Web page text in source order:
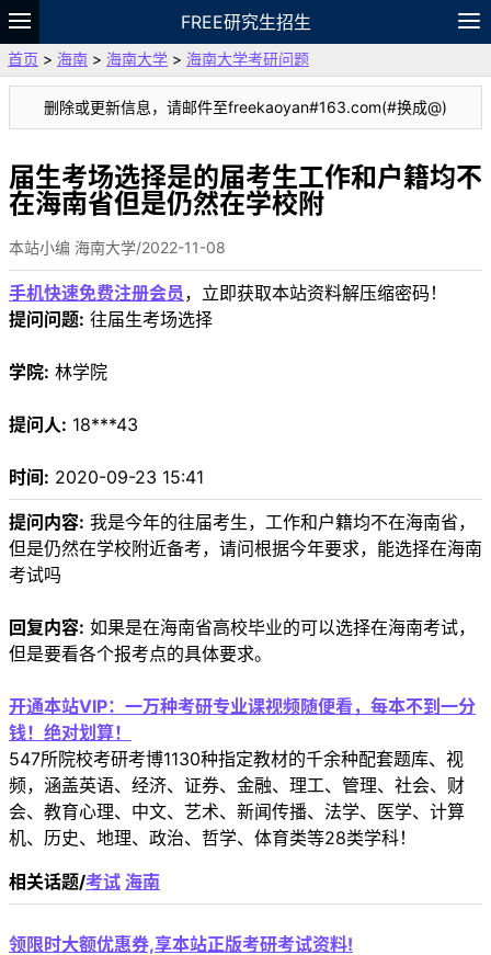
FREE研究生招生
题库
故事 专题 APP 笔记
VIP
资料
首页 > 海南 > 海南大学 > 海南大学考研问题
删除或更新信息，请邮件至freekaoyan#163.com(#换成@)
届生考场选择是的届考生工作和户籍均不
在海南省但是仍然在学校附
本站小编 海南大学/2022-11-08
手机快速免费注册会员 ，立即获取本站资料解压缩密码！
提问问题: 往届生考场选择
学院: 林学院
提问人: 18***43
时间: 2020-09-23 15:41
提问内容: 我是今年的往届考生，工作和户籍均不在海南省，
但是仍然在学校附近备考，请问根据今年要求，能选择在海南
考试吗
回复内容: 如果是在海南省高校毕业的可以选择在海南考试，
但是要看各个报考点的具体要求。
开通本站VIP：一万种考研专业课视频随便看，每本不到一分
钱！绝对划算！
547所院校考研考博1130种指定教材的千余种配套题库、视
频，涵盖英语、经济、证券、金融、理工、管理、社会、财
会、教育心理、中文、艺术、新闻传播、法学、医学、计算
机、历史、地理、政治、哲学、体育类等28类学科！
相关话题/考试 海南
领限时大额优惠券,享本站正版考研考试资料!